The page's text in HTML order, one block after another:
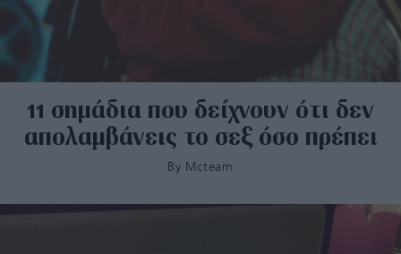
11 σημάδια που δείχνουν ότι δεν
απολαμβάνεις το σεξ όσο πρέπει
By Mcteam